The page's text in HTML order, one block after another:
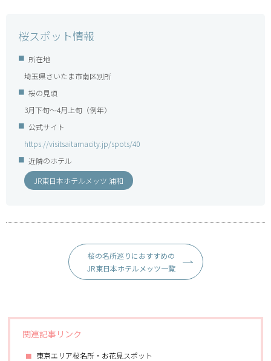
桜スポット情報
所在地
埼玉県さいたま市南区別所
桜の見頃
3月下旬～4月上旬（例年）
公式サイト
https://visitsaitamacity.jp/spots/40
近隣のホテル
JR東日本ホテルメッツ 浦和
桜の名所巡りにおすすめの
JR東日本ホテルメッツ一覧
関連記事リンク
東京エリア桜名所・お花見スポット